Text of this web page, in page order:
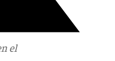
el